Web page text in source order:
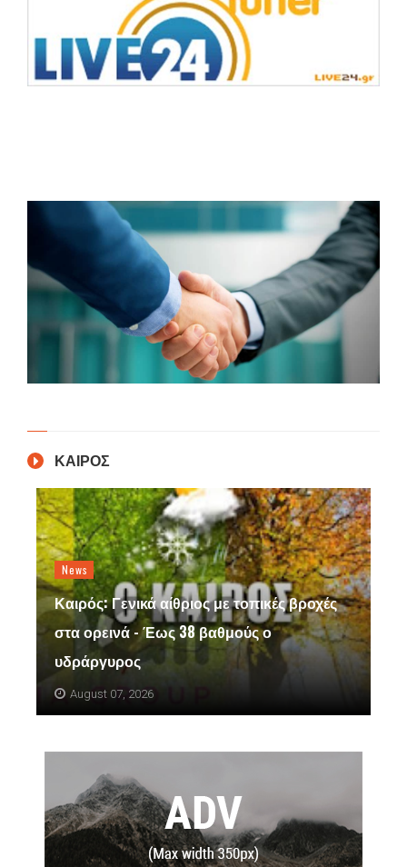
ΚΑΙΡΟΣ
News
Καιρός: Γενικά αίθριος με τοπικές βροχές
στα ορεινά - Έως 38 βαθμούς ο
υδράργυρος
August 07, 2026